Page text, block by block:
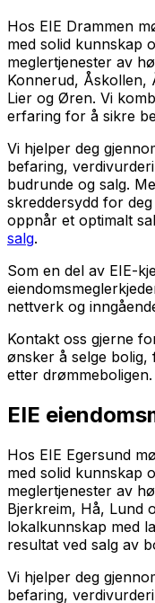
Hos EIE Drammen
med solid kunnskap
meglertjenester av
Konnerud, Åskollen,
Lier og Øren. Vi
erfaring for å sikre
Vi hjelper deg
befaring,
budrunde og salg.
skreddersydd for
oppnår et optimalt
salg.
Som en del av EIE-
nettverk og
Kontakt oss gjerne
ønsker å selge
etter drømmeboligen.
EIE
Hos EIE Egersund
med solid kunnskap
meglertjenester av
Bjerkreim, Hå, Lund
lokalkunnskap med
resultat ved salg av
Vi hjelper deg
befaring,